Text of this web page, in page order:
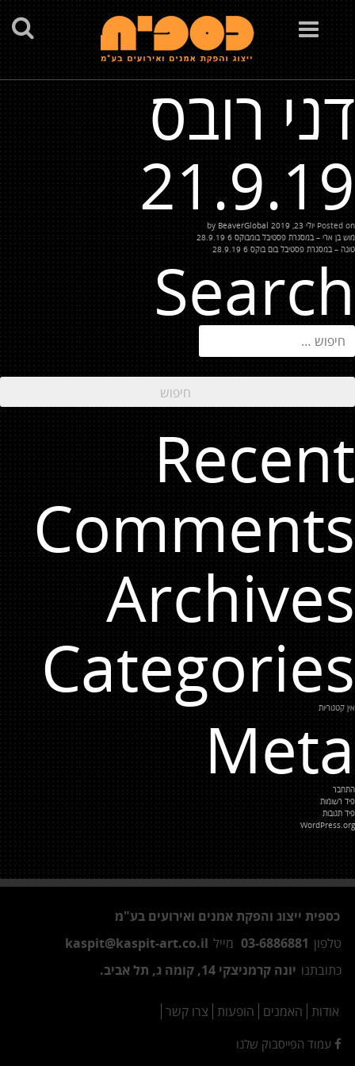
Toggle
navigation
דני רובס
21.9.19
Posted on יולי 23, 2019 BeaverGlobal
ניווט
מוש בן ארי – במסגרת פסטיבל בומבוקס 6 28.9.19
טונה – במסגרת פסטיבל בום בוקס 6 28.9.19
Search
חיפוש:
Recent
Comments
Archives
Categories
אין קטגוריות
Meta
התחבר
פיד רשומות
פיד תגובות
WordPress.org
כספית ייצוג והפקת אמנים ואירועים בע"מ
טלפון 03-6886881 מייל kaspit@kaspit-art.co.il
כתובתנו יונה קרמניצקי 14, קומה ג, תל אביב.
אודות האמנים הופעות צרו קשר
עמוד הפייסבוק שלנו